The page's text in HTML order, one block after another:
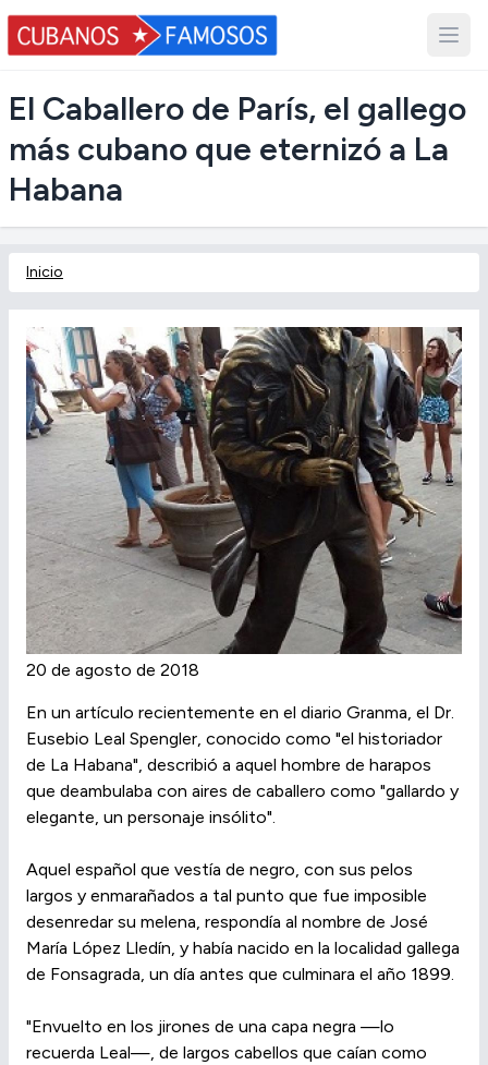
El Caballero de París, el gallego
más cubano que eternizó a La
Habana
Inicio
20 de agosto de 2018
En un artículo recientemente en el diario Granma, el Dr.
Eusebio Leal Spengler, conocido como "el historiador
de La Habana", describió a aquel hombre de harapos
que deambulaba con aires de caballero como "gallardo y
elegante, un personaje insólito".
Aquel español que vestía de negro, con sus pelos
largos y enmarañados a tal punto que fue imposible
desenredar su melena, respondía al nombre de José
María López Lledín, y había nacido en la localidad gallega
de Fonsagrada, un día antes que culminara el año 1899.
"Envuelto en los jirones de una capa negra —lo
recuerda Leal—, de largos cabellos que caían como